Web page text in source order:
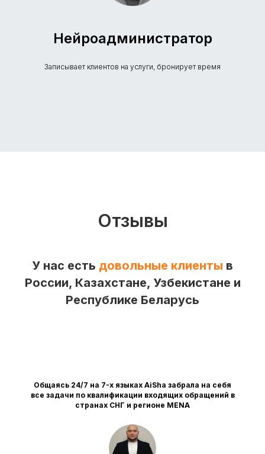
Нейроадминистратор
Записывает клиентов на услуги, бронирует время
Отзывы
У нас есть довольные клиенты в
России, Казахстане, Узбекистане и
Республике Беларусь
Общаясь 24/7 на 7-х языках AiSha забрала на себя
все задачи по квалификации входящих обращений в
странах СНГ и регионе MENA